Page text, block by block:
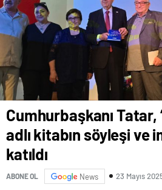
Cumhurbaşkanı Tatar,
adlı kitabın söyleşi ve
katıldı
ABONE OL News 23 Mayıs